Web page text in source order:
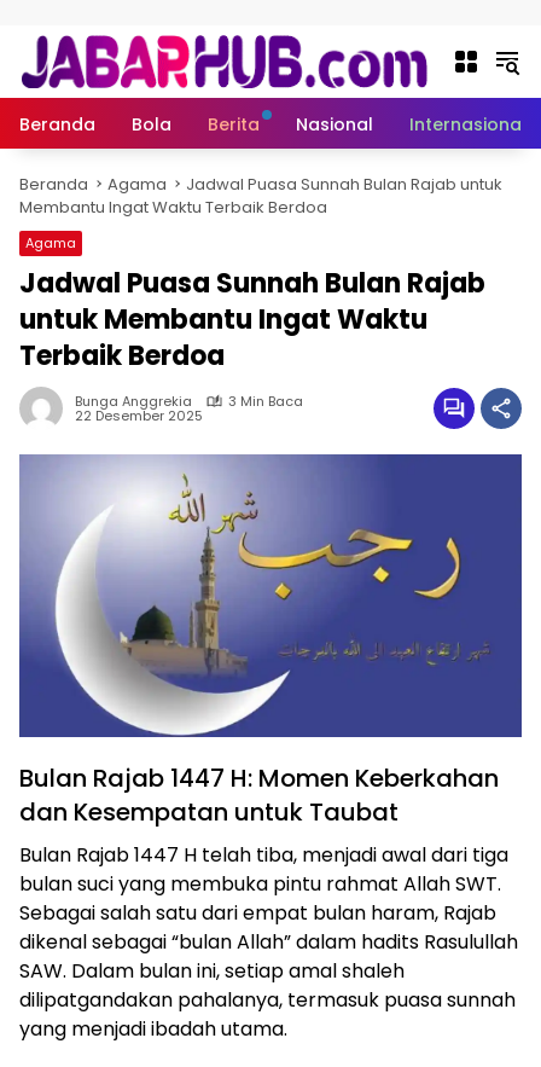
Beranda Bola Berita Nasional Internasional
Beranda Agama
Jadwal Puasa Sunnah Bulan Rajab untuk
Membantu Ingat Waktu Terbaik Berdoa
Agama
Jadwal Puasa Sunnah Bulan Rajab
untuk Membantu Ingat Waktu
Terbaik Berdoa
Bunga Anggrekia 3 Min Baca
22 Desember 2025
Bulan Rajab 1447 H: Momen Keberkahan
dan Kesempatan untuk Taubat
Bulan Rajab 1447 H telah tiba, menjadi awal dari tiga
bulan suci yang membuka pintu rahmat Allah SWT.
Sebagai salah satu dari empat bulan haram, Rajab
dikenal sebagai “bulan Allah” dalam hadits Rasulullah
SAW. Dalam bulan ini, setiap amal shaleh
dilipatgandakan pahalanya, termasuk puasa sunnah
yang menjadi ibadah utama.